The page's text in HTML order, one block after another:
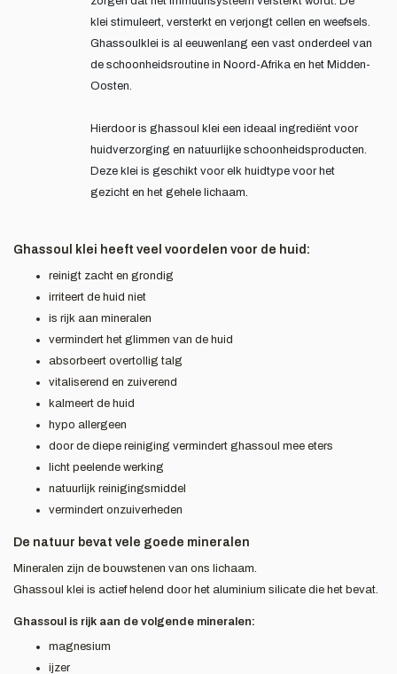
klei stimuleert, versterkt en verjongt cellen en weefsels.
Ghassoulklei is al eeuwenlang een vast onderdeel van
de schoonheidsroutine in Noord-Afrika en het Midden-
Oosten.
Hierdoor is ghassoul klei een ideaal ingrediënt voor
huidverzorging en natuurlijke schoonheidsproducten.
Deze klei is geschikt voor elk huidtype voor het
gezicht en het gehele lichaam.
Ghassoul klei heeft veel voordelen voor de huid:
reinigt zacht en grondig
irriteert de huid niet
is rijk aan mineralen
vermindert het glimmen van de huid
absorbeert overtollig talg
vitaliserend en zuiverend
kalmeert de huid
hypo allergeen
door de diepe reiniging vermindert ghassoul mee eters
licht peelende werking
natuurlijk reinigingsmiddel
vermindert onzuiverheden
De natuur bevat vele goede mineralen
Mineralen zijn de bouwstenen van ons lichaam.
Ghassoul klei is actief helend door het aluminium silicate die het bevat.
Ghassoul is rijk aan de volgende mineralen:
magnesium
ijzer